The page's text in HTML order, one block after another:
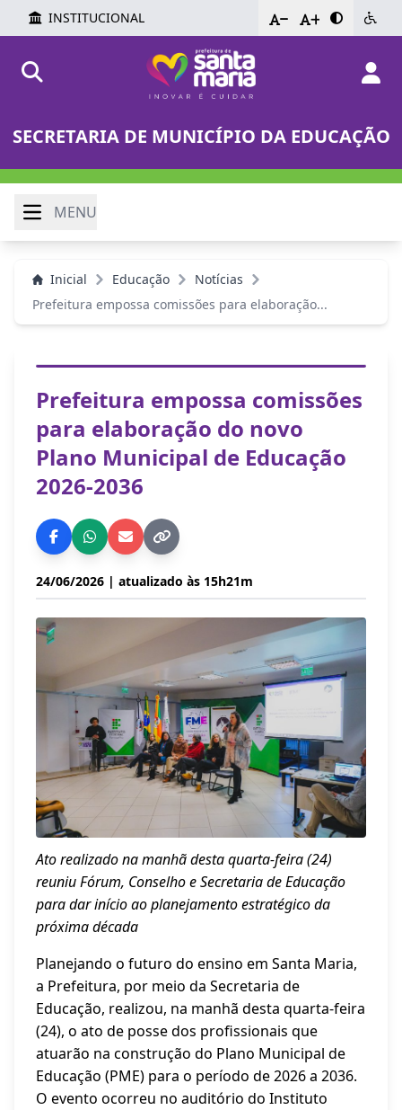
INSTITUCIONAL - +
SECRETARIA DE MUNICÍPIO DA EDUCAÇÃO
MENU
Inicial Educação
Notícias
Prefeitura empossa comissões para elaboração...
Prefeitura empossa comissões
para elaboração do novo
Plano Municipal de Educação
2026-2036
24/06/2026 | atualizado às 15h21m
Ato realizado na manhã desta quarta-feira (24)
reuniu Fórum, Conselho e Secretaria de Educação
para dar início ao planejamento estratégico da
próxima década
Planejando o futuro do ensino em Santa Maria,
a Prefeitura, por meio da Secretaria de
Educação, realizou, na manhã desta quarta-feira
(24), o ato de posse dos profissionais que
atuarão na construção do Plano Municipal de
Educação (PME) para o período de 2026 a 2036.
O evento ocorreu no auditório do Instituto